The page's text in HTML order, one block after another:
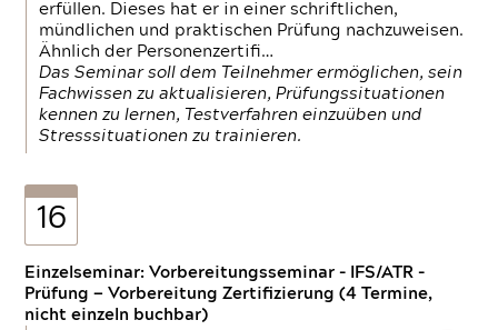
erfüllen. Dieses hat er in einer schriftlichen,
mündlichen und praktischen Prüfung nachzuweisen.
Ähnlich der Personenzertifi…
Das Seminar soll dem Teilnehmer ermöglichen, sein
Fachwissen zu aktualisieren, Prüfungssituationen
kennen zu lernen, Testverfahren einzuüben und
Stresssituationen zu trainieren.
16
Einzelseminar: Vorbereitungsseminar - IFS/ATR -
Prüfung — Vorbereitung Zertifizierung (4 Termine,
nicht einzeln buchbar)